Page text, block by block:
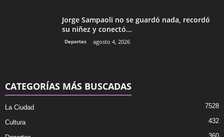
Jorge Sampaoli no se guardó nada, recordó
su niñez y conectó...
Deportes agosto 4, 2026
CATEGORÍAS MÁS BUSCADAS
La Ciudad 7528
Cultura 432